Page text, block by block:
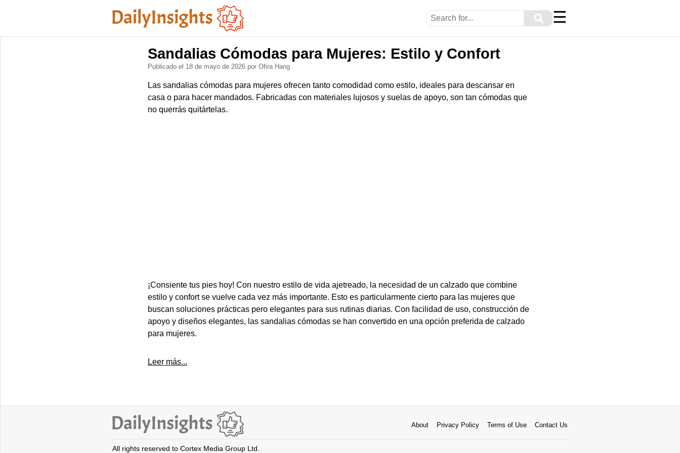
⚲ ☰
Sandalias Cómodas para Mujeres: Estilo y Confort
Publicado el 18 de mayo de 2026 por Ofira Hang
Las sandalias cómodas para mujeres ofrecen tanto comodidad como estilo, ideales para descansar en
casa o para hacer mandados. Fabricadas con materiales lujosos y suelas de apoyo, son tan cómodas que
no querrás quitártelas.
¡Consiente tus pies hoy! Con nuestro estilo de vida ajetreado, la necesidad de un calzado que combine
estilo y confort se vuelve cada vez más importante. Esto es particularmente cierto para las mujeres que
buscan soluciones prácticas pero elegantes para sus rutinas diarias. Con facilidad de uso, construcción de
apoyo y diseños elegantes, las sandalias cómodas se han convertido en una opción preferida de calzado
para mujeres.
Leer más...
About Privacy Policy Terms of Use Contact Us
All rights reserved to Cortex Media Group Ltd.